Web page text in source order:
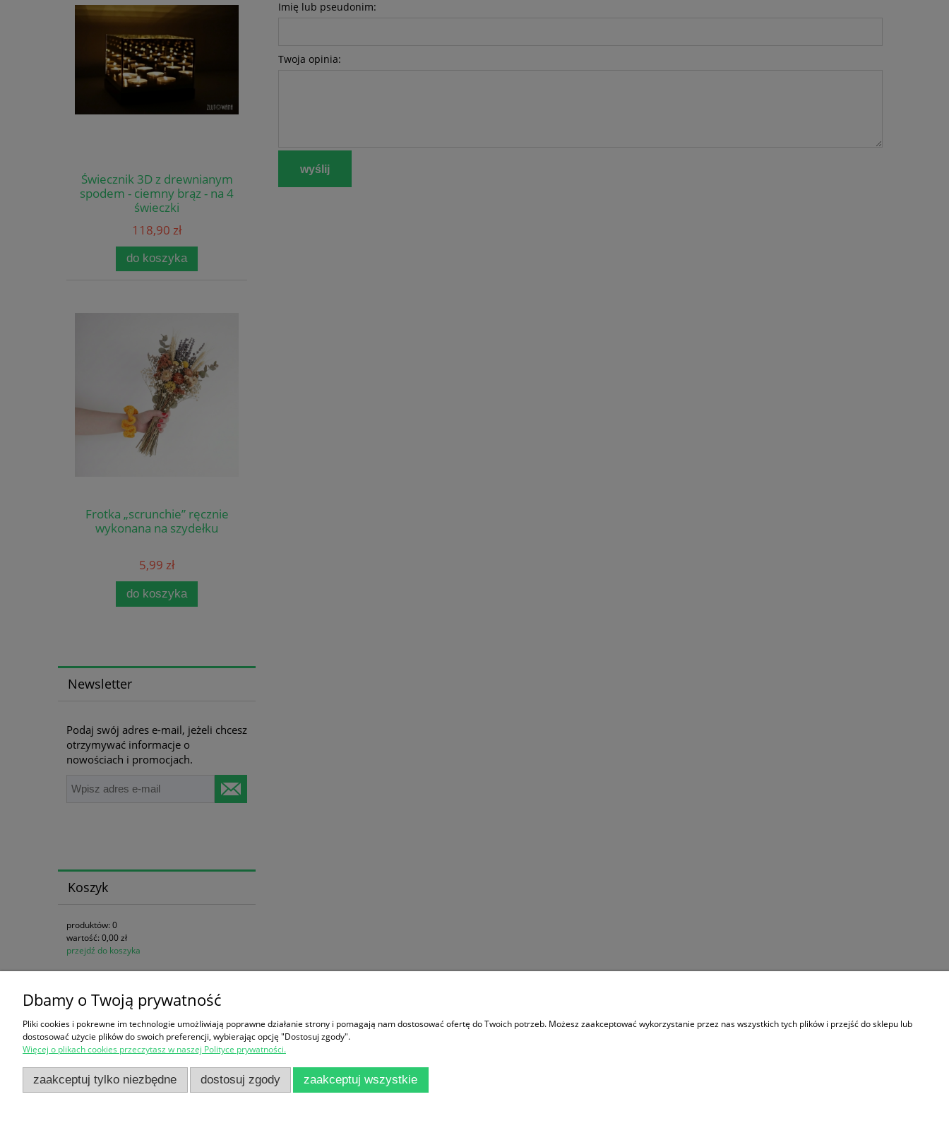
Świecznik 3D z drewnianym
spodem - ciemny brąz - na 4
świeczki
118,90 zł
do koszyka
Frotka „scrunchie” ręcznie
wykonana na szydełku
5,99 zł
do koszyka
Newsletter
Podaj swój adres e-mail, jeżeli chcesz
otrzymywać informacje o
nowościach i promocjach.
Koszyk
produktów: 0
wartość: 0,00 zł
przejdź do koszyka
Imię lub pseudonim:
Twoja opinia:
wyślij
Zakupy
Czas realizacji zamówienia
Formy płatności
Koszt dostawy
Reklamacje i zwroty
Jak kupować?
Regulamin sklepu
Częste pytania
Polityka prywatności
Dbamy o Twoją prywatność
Pliki cookies i pokrewne im technologie umożliwiają poprawne działanie strony i pomagają nam dostosować ofertę do Twoich potrzeb. Możesz zaakceptować wykorzystanie przez nas wszystkich tych plików i przejść do sklepu lub
dostosować użycie plików do swoich preferencji, wybierając opcję "Dostosuj zgody".
Więcej o plikach cookies przeczytasz w naszej Polityce prywatności.
zaakceptuj tylko niezbędne dostosuj zgody zaakceptuj wszystkie